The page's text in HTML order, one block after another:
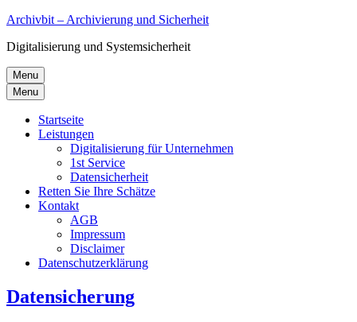
Archivbit – Archivierung und Sicherheit
Digitalisierung und Systemsicherheit
Menu
Menu
Startseite
Leistungen
Digitalisierung für Unternehmen
1st Service
Datensicherheit
Retten Sie Ihre Schätze
Kontakt
AGB
Impressum
Disclaimer
Datenschutzerklärung
Datensicherung